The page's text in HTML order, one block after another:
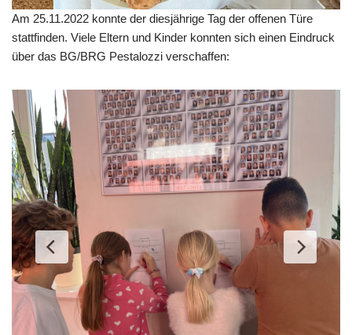
Am 25.11.2022 konnte der diesjährige Tag der offenen Türe
stattfinden. Viele Eltern und Kinder konnten sich einen Eindruck
über das BG/BRG Pestalozzi verschaffen: